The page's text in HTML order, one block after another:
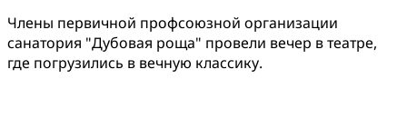
Члены первичной профсоюзной организации
санатория "Дубовая роща" провели вечер в театре,
где погрузились в вечную классику.